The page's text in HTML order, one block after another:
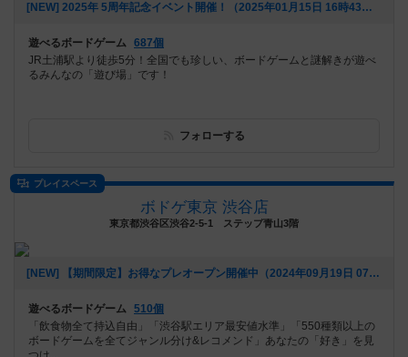
[NEW] 2025年 5周年記念イベント開催！（2025年01月15日 16時43分）
遊べるボードゲーム 687個
JR土浦駅より徒歩5分！全国でも珍しい、ボードゲームと謎解きが遊べ
るみんなの「遊び場」です！
フォローする
プレイスペース
ボドゲ東京 渋谷店
東京都渋谷区渋谷2-5-1 ステップ青山3階
[NEW] 【期間限定】お得なプレオープン開催中（2024年09月19日 07時32分）
遊べるボードゲーム 510個
「飲食物全て持込自由」「渋谷駅エリア最安値水準」「550種類以上の
ボードゲームを全てジャンル分け&レコメンド」あなたの「好き」を見